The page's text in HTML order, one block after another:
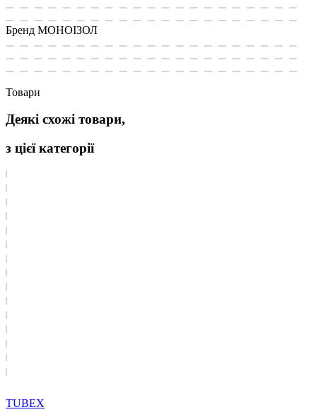
Бренд МОНОІЗОЛ
Товари
Деякі схожі товари,
з цієї категорії
TUBEX